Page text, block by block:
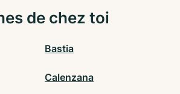
de chez toi
Bastia
Calenzana